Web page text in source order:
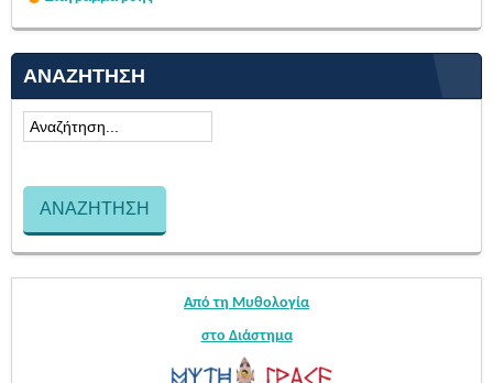
ΑΝΑΖΉΤΗΣΗ
Από τη Μυθολογία
στο Διάστημα